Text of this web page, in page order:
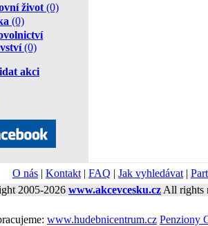
život (0)
(0)
(0)
akci
O nás | Kontakt | FAQ | Jak vyhledávat |
2005-2026 www.akcevcesku.cz All rights
www.hudebnicentrum.cz Penziony